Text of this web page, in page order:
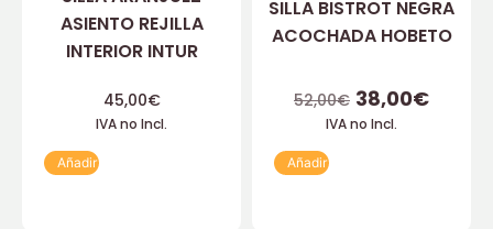
ASIENTO REJILLA
INTERIOR INTUR
45,00€
IVA no Incl.
Añadir
SILLA BISTROT NEGRA
ACOCHADA HOBETO
52,00€ 38,00€
IVA no Incl.
Añadir